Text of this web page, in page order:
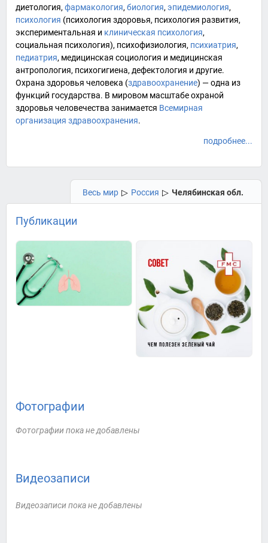
диетология, фармакология, биология, эпидемиология,
психология (психология здоровья, психология развития,
экспериментальная и клиническая психология,
социальная психология), психофизиология, психиатрия,
педиатрия, медицинская социология и медицинская
антропология, психогигиена, дефектология и другие.
Охрана здоровья человека (здравоохранение) — одна из
функций государства. В мировом масштабе охраной
здоровья человечества занимается Всемирная
организация здравоохранения.
подробнее...
Весь мир ▷ Россия ▷ Челябинская обл.
Публикации
Фотографии
Фотографии пока не добавлены
Видеозаписи
Видеозаписи пока не добавлены